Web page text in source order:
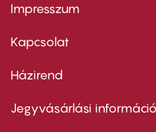
Footer
first
Impresszum
Kapcsolat
Footer
second
Házirend
Jegyvásárlási